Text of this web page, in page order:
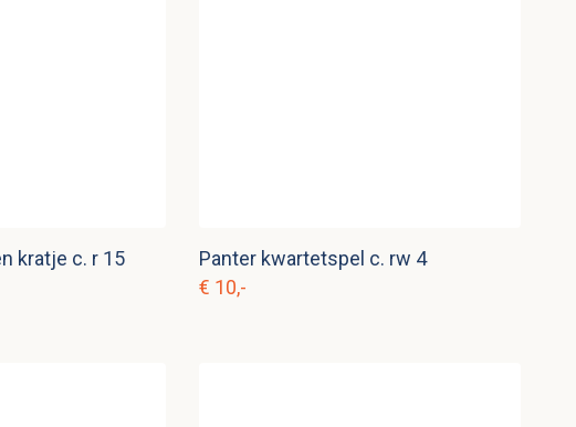
kratje c. r 15
Panter kwartetspel c. rw 4
€ 10,-